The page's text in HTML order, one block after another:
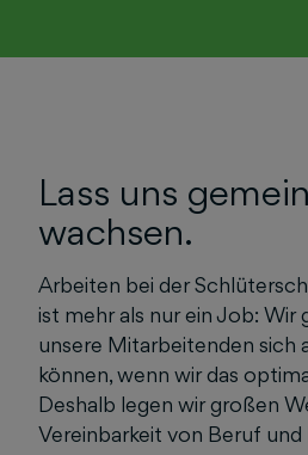
Lass uns
wachsen.
Arbeiten bei der
ist mehr als nur ein Job: Wir
unsere Mitarbeitenden sich
können, wenn wir das
Deshalb legen wir großen
Vereinbarkeit von Beruf